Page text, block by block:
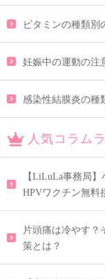
ビタミンの種類別
妊娠中の運動の注
感染性結膜炎の種
人気コラム
【LiLuLa事務局
HPVワクチン無料
片頭痛は冷やす？
策とは？